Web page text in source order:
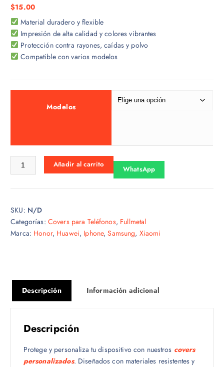
$15.00
Material duradero y flexible
Impresión de alta calidad y colores vibrantes
Protección contra rayones, caídas y polvo
Compatible con varios modelos
Modelos
Fullmetal 008 cantidadAñadir al carrito
WhatsApp
SKU: N/D
Categorías: Covers para Teléfonos, Fullmetal
Marca: Honor, Huawei, Iphone,Samsung, Xiaomi
Descripción Información adicional
Descripción
Protege y personaliza tu dispositivo con nuestros covers
personalizados. Diseñados con materiales resistentes y